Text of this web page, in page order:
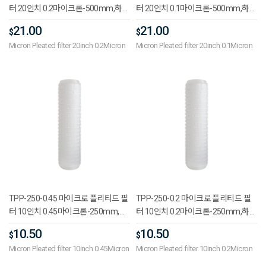
터 20인치 0.2마이크론-500mm,하우
징필터,산업용필터,재질PP,여과입도
0.1μm, 0.2μm, 0.45μm,사용온도5도
~80도,최대운전압력2~4bar
$21.00
Micron Pleated filter 20inch 0.2Micron
터 20인치 0.1마이크론-500mm,하우
징필터,산업용필터,재질PP,여과입도
0.1μm, 0.2μm, 0.45μm,사용온도5도
~80도,최대운전압력2~4bar
$21.00
Micron Pleated filter 20inch 0.1Micron
TPP-250-0.45 마이크로 플리티드 필
터 10인치 0.45마이크론-250mm,하
우징필터,산업용필터,재질PP,여과입
도0.1μm, 0.2μm, 0.45μm,사용온도5
도~80도,최대운전압력2~4bar
$10.50
Micron Pleated filter 10inch 0.45Micron
TPP-250-0.2 마이크로 플리티드 필
터 10인치 0.2마이크론-250mm,하우
징필터,산업용필터,재질PP,여과입도
0.1μm, 0.2μm, 0.45μm,사용온도5도
~80도,최대운전압력2~4bar
$10.50
Micron Pleated filter 10inch 0.2Micron